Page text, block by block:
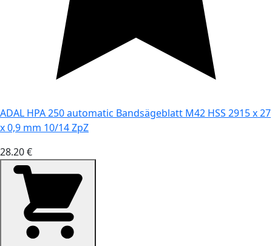
ADAL HPA 250 automatic Bandsägeblatt M42 HSS 2915 x 27
x 0,9 mm 10/14 ZpZ
28.20 €